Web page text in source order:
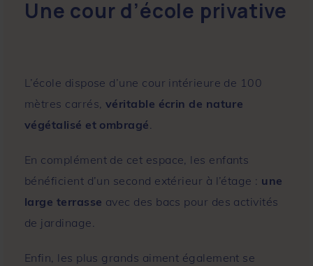
Une cour d’école privative
L’école dispose d’une cour intérieure de 100
mètres carrés, véritable écrin de nature
végétalisé et ombragé
En complément de cet espace, les enfants
bénéficient d’un second extérieur à l’étage : une
large terrasse avec des bacs pour des activités
de jardinage.
Enfin, les plus grands aiment également se